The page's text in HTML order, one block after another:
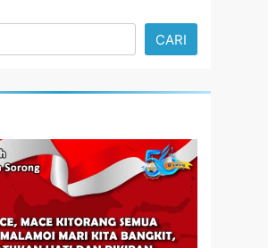
CARI